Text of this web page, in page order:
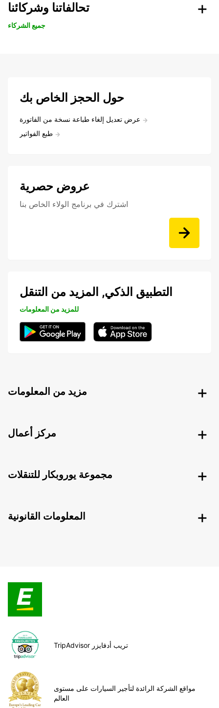
تحالفاتنا وشركائنا
جميع الشركاء
حول الحجز الخاص بك
عرض تعديل إلغاء طباعة نسخة من الفاتورة
طبع الفواتير
عروض حصرية
اشترك في برنامج الولاء الخاص بنا
التطبيق الذكي, المزيد من التنقل
للمزيد من المعلومات
مزيد من المعلومات
مركز أعمال
مجموعة يوروبكار للتنقلات
المعلومات القانونية
TripAdvisor تريب أدفايزر
مواقع الشركة الرائدة لتأجير السيارات على مستوى
العالم